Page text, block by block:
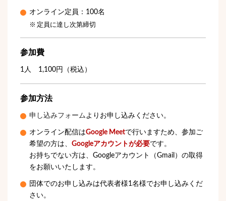
オンライン定員：100名
定員に達し次第締切
参加費
1人 1,100円（税込）
参加方法
申し込みフォーム よりお申し込みください。
オンライン配信はGoogle Meetで行いますため、参加ご
希望の方は、Googleアカウントが必要です。
お持ちでない方は、Googleアカウント（Gmail）の取得
をお願いいたします。
団体でのお申し込みは代表者様1名様でお申し込みくだ
さい。